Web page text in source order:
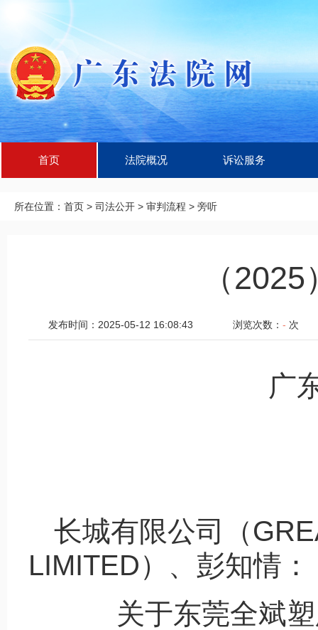
首页 法院概况 诉讼服务
所在位置： 首页 > 司法公开 > 审判流程 > 旁听
（
发布时间：2025-05-12 16:08:43 浏览次数： - 次
广
长城有限公司（
LIMITED）、彭知情：
关于东莞全斌塑